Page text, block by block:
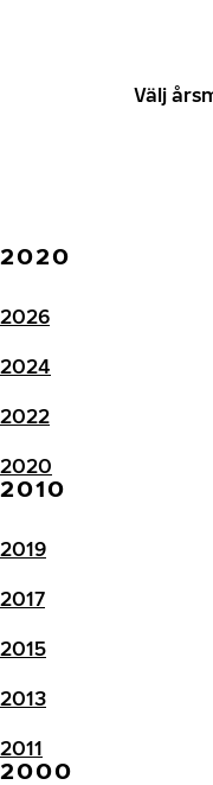
Välj
2020
2026
2024
2022
2020
2010
2019
2017
2015
2013
2011
2000